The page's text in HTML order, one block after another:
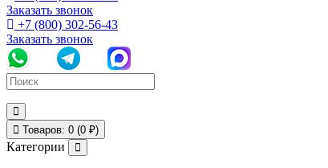
Заказать звонок
+7 (800) 302-56-43
Заказать звонок
Товаров: 0 (0 ₽)
Категории